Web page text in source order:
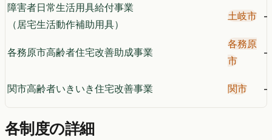
障害者日常生活用具給付事業
（居宅生活動作補助用具）
土岐市 -
各務原市高齢者住宅改善助成事業
各務原
市
-
関市高齢者いきいき住宅改善事業 関市 -
各制度の詳細